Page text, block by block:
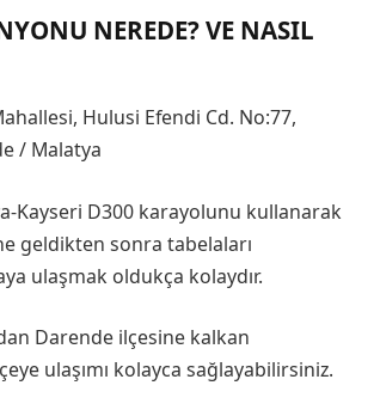
NEREDE? VE NASIL
Hulusi Efendi Cd. No:77,
/ Malatya
Kayseri D300 karayolunu kullanarak
geldikten sonra tabelaları
ulaşmak oldukça kolaydır.
Darende ilçesine kalkan
ulaşımı kolayca sağlayabilirsiniz.